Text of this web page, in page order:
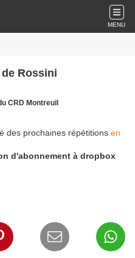
MENU
Rossini
CRD Montreuil
des prochaines répétitions en
d'abonnement à dropbox